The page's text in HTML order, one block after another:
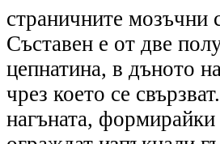
страничните мозъчни
Съставен е от две
цепнатина, в дъното
чрез което се
нагъната,